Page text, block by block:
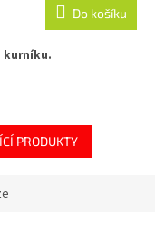
Do košíku
kurníku.
PRODUKTY